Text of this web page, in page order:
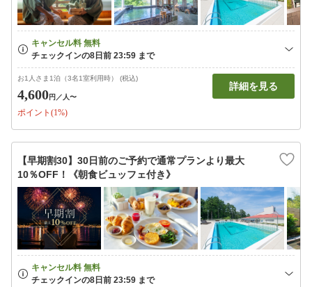
お1人さま1泊（3名1室利用時） (税込)
4,600円 ／人〜
ポイント(1%)
詳細を見る
【早期割30】30日前のご予約で通常プランより最大
10％OFF！《朝食ビュッフェ付き》